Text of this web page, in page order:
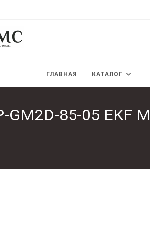
ГЛАВНАЯ КАТАЛОГ
GM2D-85-05 EKF